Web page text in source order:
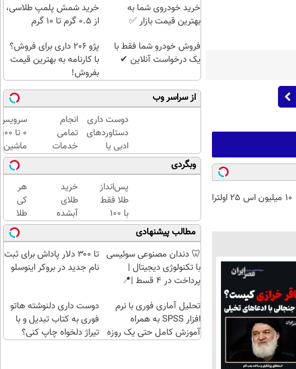
فقط با 10 میلیون اس 25 اولترا
خرید خودروی شما به
بهترین قیمت بازار ✅
خرید شمش پلمپ طلاسی،
از ۰.۵ گرم تا ۱۰ گرم
فروش خودرو شما فقط با
یک درخواست آنلاین ✔
پژو 206 داری برای فروش؟
با کارنامه به بهترین قیمت
بفروش!
از سراسر وب
دوست داری
دستاوردهای
ادبی یا
علمی خود را
فوری به
کتاب تبدیل
کنی؟
انجام
تمامی
خدمات
خودرویی
در محل
با یدک
دات کام
0 تا 100
ماشین
با یدک
دات
وبگردی
پس‌انداز
طلا فقط
با ۱۰۰
هزارتومان
(امن و
راحت)
خرید
طلای
آبشده
حتی با
۱۰۰هزارتومان
هر
کی
طلا
داره،
غم
نداره!
😊💎
چند
کلیک)
مطالب پیشنهادی
🦷 دندان مصنوعی سوئیسی
با تکنولوژی دیجیتال |
پرداخت در 4 قسط |📍
تا ۳۰۰ دلار پاداش برای ثبت
نام جدید در بروکر اینوسلو
تحلیل آماری فوری با نرم
افزار SPSS به همراه
آموزش کامل حتی یک روزه
دوست داری دلنوشته هاتو
فوری به کتاب تبدیل و با
تیراژ دلخواه چاپ کنی؟